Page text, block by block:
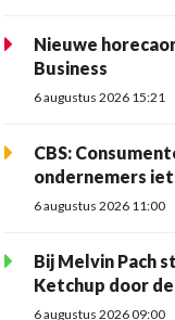
Nieuwe
Business
6 augustus 2026 15:21
CBS:
ondernemers
6 augustus 2026 11:00
Bij Melvin Pach
Ketchup door
6 augustus 2026 09:00